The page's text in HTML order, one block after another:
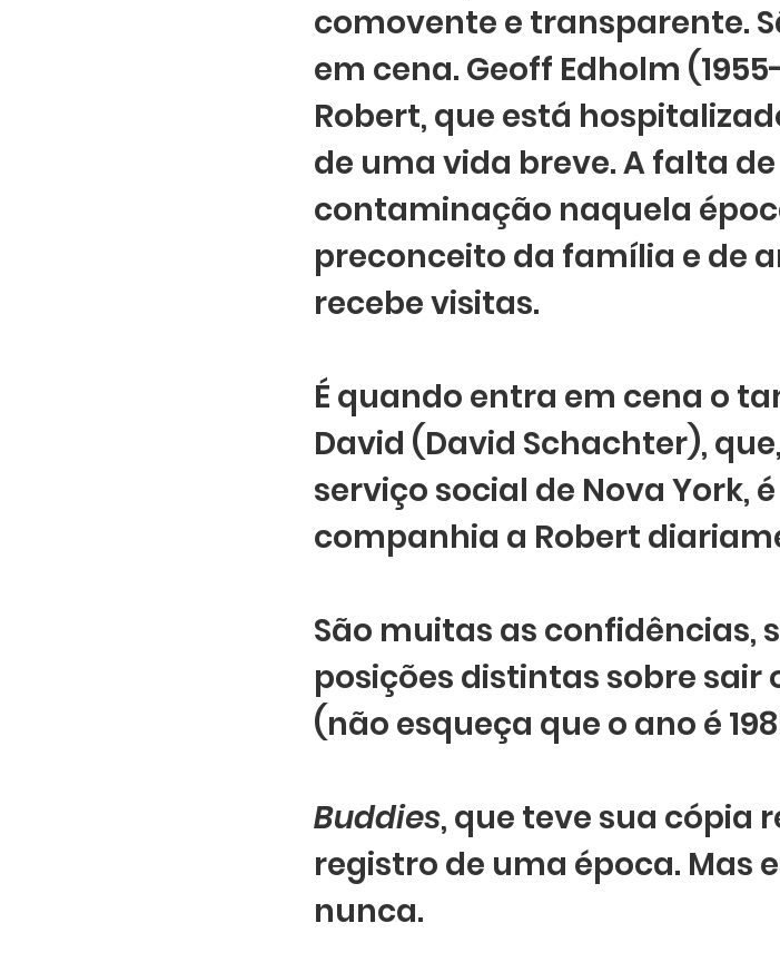
comovente e transparente.
em cena. Geoff Edholm
Robert, que está
de uma vida breve. A falta
contaminação naquela
preconceito da família e de
recebe visitas.
É quando entra em cena o
David (David Schachter),
serviço social de Nova York,
companhia a Robert
São muitas as confidências,
posições distintas sobre sair
(não esqueça que o ano é
Buddies, que teve sua cópia
registro de uma época. Mas
nunca.